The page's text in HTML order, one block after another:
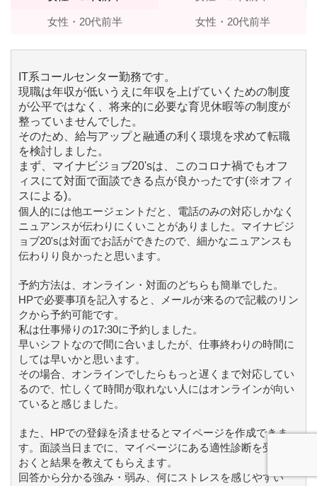
女性・20代前半 女性・20代前半
IT系コールセンター勤務です。
現職は年収が低いうえに年収を上げていくための制度
が公平ではなく、将来的に必要な育児休暇等の制度が
整っていませんでした。
そのため、給与アップと融通の利く環境を求めて転職
を検討しました。
まず、マイナビジョブ20'sは、このコロナ禍でもオフ
ィスにて対面で面談できる点が良かったです(※オフィ
スによる)。
個人的には他エージェントだと、電話のみの対応しかなく
ニュアンスが伝わりにくいことがありました。マイナビジ
ョブ20'sは対面でお話ができたので、細かなニュアンスも
伝わりり良かったと思います。
予約方法は、オンライン・対面のどちらも簡単でした。
HPで必要事項を記入すると、メールが来るので記載のリン
クから予約可能です。
私は仕事帰りの17:30に予約しました。
早いシフトなので間に合いましたが、仕事終わりの時間に
しては早いかと思います。
その場合、オンラインでしたらもっと遅くまで対応してい
るので、忙しくて時間が取れない人にはオンラインが向い
ていると感じました。
また、HPでの登録を済ませるとマイページを作成できま
す。面談当日までに、マイページにある適性診断を受けて
おくと結果を教えてもらえます。
回答から分かる強み・弱み、何にストレスを感じやすい